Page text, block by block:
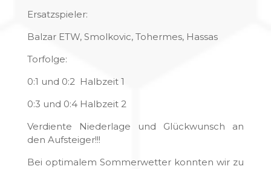
Ersatzspieler:
Balzar ETW, Smolkovic, Tohermes, Hassas
Torfolge:
0:1 und 0:2 Halbzeit 1
0:3 und 0:4 Halbzeit 2
Verdiente Niederlage und Glückwunsch an
den Aufsteiger!!!
Bei optimalem Sommerwetter konnten wir zu